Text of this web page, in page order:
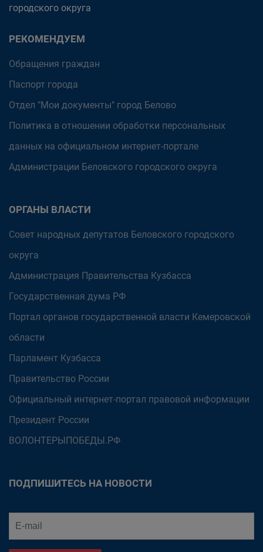
городского округа
РЕКОМЕНДУЕМ
Обращения граждан
Паспорт города
Отдел "Мои документы" город Белово
Политика в отношении обработки персональных
данных на официальном интернет-портале
Администрации Беловского городского округа
ОРГАНЫ ВЛАСТИ
Совет народных депутатов Беловского городского
округа
Администрация Правительства Кузбасса
Государственная дума РФ
Портал органов государственной власти Кемеровской
области
Парламент Кузбасса
Правительство России
Официальный интернет-портал правовой информации
Президент России
ВОЛОНТЕРЫПОБЕДЫ.РФ
ПОДПИШИТЕСЬ НА НОВОСТИ